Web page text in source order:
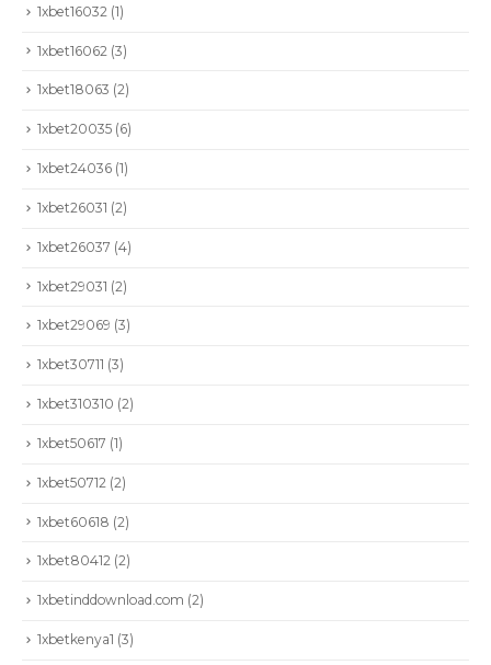
1xbet16032 (1)
1xbet16062 (3)
1xbet18063 (2)
1xbet20035 (6)
1xbet24036 (1)
1xbet26031 (2)
1xbet26037 (4)
1xbet29031 (2)
1xbet29069 (3)
1xbet30711 (3)
1xbet310310 (2)
1xbet50617 (1)
1xbet50712 (2)
1xbet60618 (2)
1xbet80412 (2)
1xbetinddownload.com (2)
1xbetkenya1 (3)